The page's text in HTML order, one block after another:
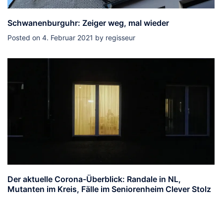
Schwanenburguhr: Zeiger weg, mal wieder
Posted on 4. Februar 2021 by regisseur
Der aktuelle Corona-Überblick: Randale in NL,
Mutanten im Kreis, Fälle im Seniorenheim Clever Stolz